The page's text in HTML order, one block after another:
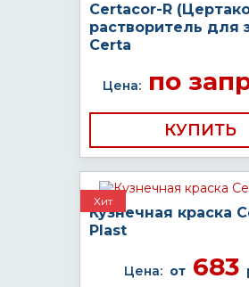
Certacor-R
растворитель для
Certa
Цена:по
КУПИТЬ
Хит
Кузнечная краска
Plast
Цена: от683